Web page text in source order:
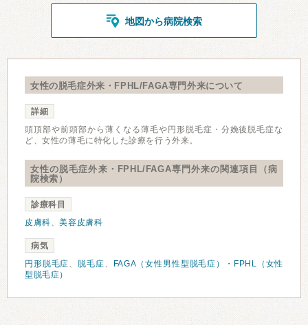
地図から病院検索
女性の脱毛症外来・FPHL/FAGA専門外来について
詳細
頭頂部や前頭部から薄くなる薄毛や円形脱毛症・分娩後脱毛症な
ど、女性の薄毛に特化した診療を行う外来。
女性の脱毛症外来・FPHL/FAGA専門外来の関連項目（病
院検索）
診療科目
皮膚科、美容皮膚科
病気
円形脱毛症、 脱毛症、
FAGA（女性男性型脱毛症）・FPHL（女性
型脱毛症）